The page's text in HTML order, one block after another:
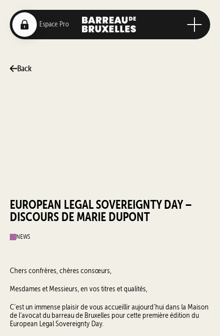
Back
EUROPEAN LEGAL SOVEREIGNTY DAY –
DISCOURS DE MARIE DUPONT
NEWS
Chers confrères, chères consœurs,
Mesdames et Messieurs, en vos titres et qualités,
C'est un immense plaisir de vous accueillir aujourd'hui dans la Maison
de l’avocat du barreau de Bruxelles pour cette première édition du
European Legal Sovereignty Day.